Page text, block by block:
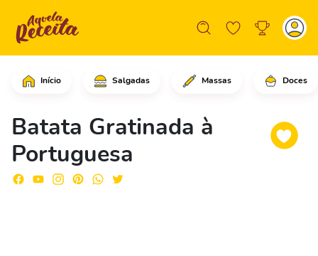
Início Salgadas Massas Doces
Batata Gratinada à
Portuguesa
Em uma frigideira, coloque a